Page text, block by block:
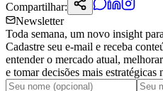
Compartilhar:
Newsletter
Toda semana, um novo insight
Cadastre seu e-mail e receba
entender o mercado atual,
e tomar decisões mais estratégicas